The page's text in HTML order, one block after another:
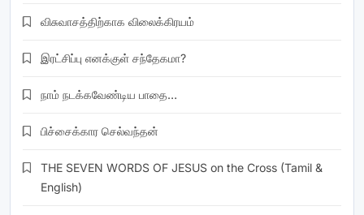
விசுவாசத்திற்காக விலைக்கிரயம்
இரட்சிப்பு எனக்குள் சந்தேகமா?
நாம் நடக்கவேண்டிய பாதை…
பிச்சைக்கார செல்வந்தன்
THE SEVEN WORDS OF JESUS on the Cross (Tamil &
English)